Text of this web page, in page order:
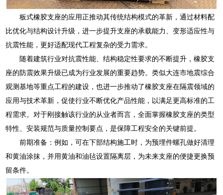
板式橡胶支座的应用正推动其传统结构模式的革新，通过材料配
比优化与结构设计升级，进一步提升支座的承载能力、变形适应性与
抗震性能，更好适配现代工程复杂的受力需求。
随着建筑行业对抗震性能、结构稳定性要求的不断提升，橡胶支
座的防震效果升级已成为行业发展的重要趋势。类似大连市地震综合
观测基地等重点工程的建设，也进一步推动了橡胶支座在隔震领域的
应用与技术革新，促使行业不断优化产品性能，以满足更高标准的工
程需求。对于刚接触该行业的从业者而言，全面掌握橡胶支座的类型
特性、安装规范与质量控制要点，是保障工程安全的关键前提。
前期准备：例如，可在下部结构施工时，为预埋件螺孔做好清理
和黄油涂抹，并用黄油和油毡设置隔离层，为未来支座的便捷更换预
留条件。